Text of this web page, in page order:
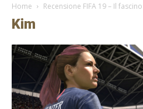
Home Recensione FIFA 19 – Il
Kim